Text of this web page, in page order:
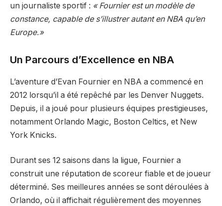
un journaliste sportif : « Fournier est un modèle de
constance, capable de s’illustrer autant en NBA qu’en
Europe.»
Un Parcours d’Excellence en NBA
L’aventure d’Evan Fournier en NBA a commencé en
2012 lorsqu’il a été repêché par les Denver Nuggets.
Depuis, il a joué pour plusieurs équipes prestigieuses,
notamment Orlando Magic, Boston Celtics, et New
York Knicks.
Durant ses 12 saisons dans la ligue, Fournier a
construit une réputation de scoreur fiable et de joueur
déterminé. Ses meilleures années se sont déroulées à
Orlando, où il affichait régulièrement des moyennes